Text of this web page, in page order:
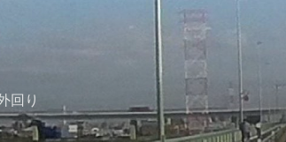
回り